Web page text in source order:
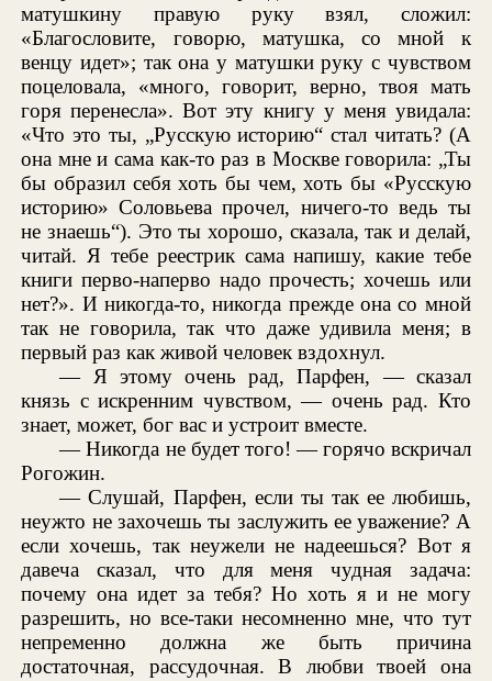
матушкину правую руку взял, сложил:
«Благословите, говорю, матушка, со мной к
венцу идет»; так она у матушки руку с чувством
поцеловала, «много, говорит, верно, твоя мать
горя перенесла». Вот эту книгу у меня увидала:
«Что это ты, „Русскую историю“ стал читать? (А
она мне и сама как-то раз в Москве говорила: „Ты
бы образил себя хоть бы чем, хоть бы «Русскую
историю» Соловьева прочел, ничего-то ведь ты
не знаешь“). Это ты хорошо, сказала, так и делай,
читай. Я тебе реестрик сама напишу, какие тебе
книги перво-наперво надо прочесть; хочешь или
нет?». И никогда-то, никогда прежде она со мной
так не говорила, так что даже удивила меня; в
первый раз как живой человек вздохнул.
— Я этому очень рад, Парфен, — сказал
князь с искренним чувством, — очень рад. Кто
знает, может, бог вас и устроит вместе.
— Никогда не будет того! — горячо вскричал
Рогожин.
— Слушай, Парфен, если ты так ее любишь,
неужто не захочешь ты заслужить ее уважение? А
если хочешь, так неужели не надеешься? Вот я
давеча сказал, что для меня чудная задача:
почему она идет за тебя? Но хоть я и не могу
разрешить, но все-таки несомненно мне, что тут
непременно должна же быть причина
достаточная, рассудочная. В любви твоей она